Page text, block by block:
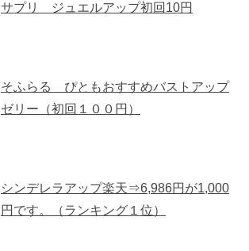
サプリ ジュエルアップ初回10円
そふらる ぴともおすすめバストアップ
ゼリー（初回１００円）
シンデレラアップ楽天⇒6,986円が1,000
円です。（ランキング１位）